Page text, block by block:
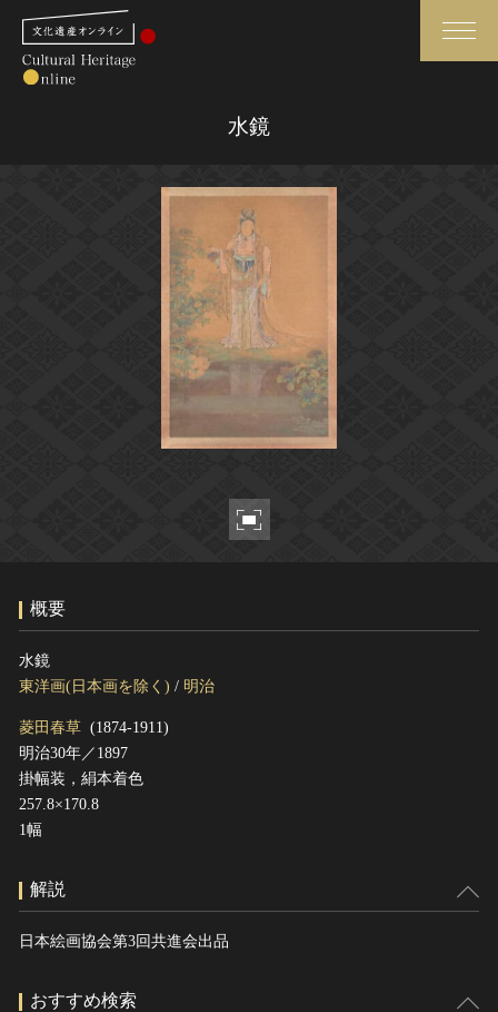
世界遺産と無形文化遺産
動画で見る無形の文化財
媒体資料・関連記事等
博物館、美術館の皆さまへ
文化庁よりご挨拶
今月のみどころ
ヘルプ
文化遺産データベース
国指定文化財等データベース
水鏡
概要
水鏡
東洋画(日本画を除く) / 明治
菱田春草 (1874-1911)
明治30年／1897
掛幅装，絹本着色
257.8×170.8
1幅
解説
日本絵画協会第3回共進会出品
おすすめ検索